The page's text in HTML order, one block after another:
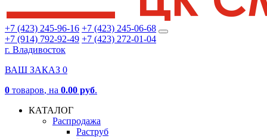
+7 (423) 245-96-16 +7 (423) 245-06-68
+7 (914) 792-92-49 +7 (423) 272-01-04
г. Владивосток
ВАШ ЗАКАЗ 0
0 товаров, на 0.00 руб.
КАТАЛОГ
Распродажа
Раструб